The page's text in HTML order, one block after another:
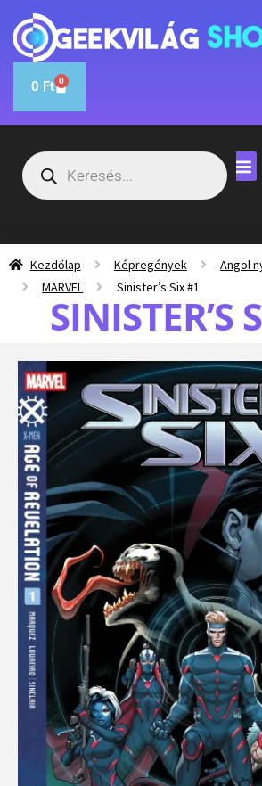
0 Ft 0
Kezdőlap Képregények
Angol
MARVEL
Sinister’s Six #1
SINISTER’S